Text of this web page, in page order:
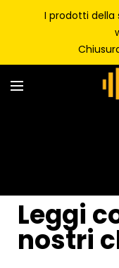
I prodotti della
Leggi
nostri